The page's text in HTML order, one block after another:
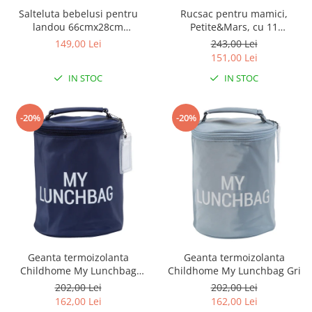
Seturi de hranire
Centre de joaca exterior
Patine gheata reglabile
Patine gheata fixe
Corturi si casute copii
Baschet
SANIUTE
Mese de Tenis
Articole de plaja
Jucarii pentru copii
Aparate fitness
Benzi de Alergare
Salteluta bebelusi pentru
landou 66cmx28cm
Clevamama
149,00 Lei
IN STOC
Rucsac pentru mamici,
Petite&Mars, cu 11
compartimente, cu buzunare
termice, Saltea de infasat
inclusa, 30 x 42 x 15 cm, Jack,
Black
243,00 Lei
151,00 Lei
IN STOC
-20%
Geanta termoizolanta
Childhome My Lunchbag
Bleumarin
202,00 Lei
162,00 Lei
-20%
Geanta termoizolanta
Childhome My Lunchbag Gri
202,00 Lei
162,00 Lei